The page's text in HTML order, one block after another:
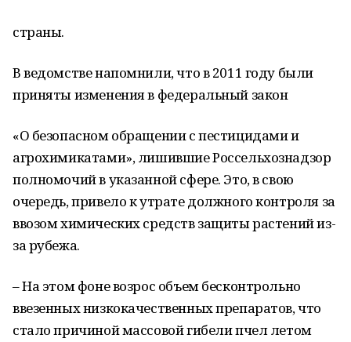
страны.
В ведомстве напомнили, что в 2011 году были
приняты изменения в федеральный закон
«О безопасном обращении с пестицидами и
агрохимикатами», лишившие Россельхознадзор
полномочий в указанной сфере. Это, в свою
очередь, привело к утрате должного контроля за
ввозом химических средств защиты растений из-
за рубежа.
– На этом фоне возрос объем бесконтрольно
ввезенных низкокачественных препаратов, что
стало причиной массовой гибели пчел летом